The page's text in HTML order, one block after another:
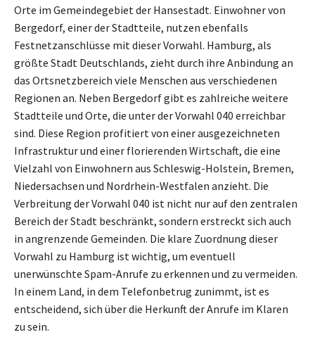
Orte im Gemeindegebiet der Hansestadt. Einwohner von
Bergedorf, einer der Stadtteile, nutzen ebenfalls
Festnetzanschlüsse mit dieser Vorwahl. Hamburg, als
größte Stadt Deutschlands, zieht durch ihre Anbindung an
das Ortsnetzbereich viele Menschen aus verschiedenen
Regionen an. Neben Bergedorf gibt es zahlreiche weitere
Stadtteile und Orte, die unter der Vorwahl 040 erreichbar
sind. Diese Region profitiert von einer ausgezeichneten
Infrastruktur und einer florierenden Wirtschaft, die eine
Vielzahl von Einwohnern aus Schleswig-Holstein, Bremen,
Niedersachsen und Nordrhein-Westfalen anzieht. Die
Verbreitung der Vorwahl 040 ist nicht nur auf den zentralen
Bereich der Stadt beschränkt, sondern erstreckt sich auch
in angrenzende Gemeinden. Die klare Zuordnung dieser
Vorwahl zu Hamburg ist wichtig, um eventuell
unerwünschte Spam-Anrufe zu erkennen und zu vermeiden.
In einem Land, in dem Telefonbetrug zunimmt, ist es
entscheidend, sich über die Herkunft der Anrufe im Klaren
zu sein.